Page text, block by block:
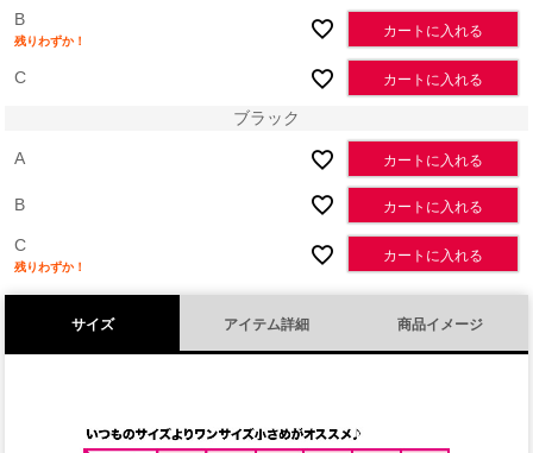
B
残りわずか！
カートに入れる
C カートに入れる
ブラック
A カートに入れる
B カートに入れる
C
残りわずか！
カートに入れる
サイズ アイテム詳細 商品イメージ